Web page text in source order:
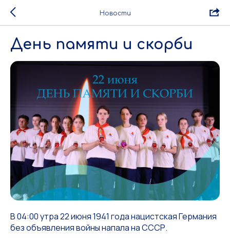
Новости
День памяти и скорби
В 04:00 утра 22 июня 1941 года нацистская Германия
без объявления войны напала на СССР.